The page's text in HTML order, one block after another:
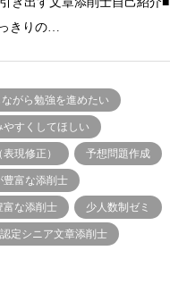
きりの…
がら勉強を進めたい
すくしてほしい
現修正） 予想問題作成
豊富な添削士
富な添削士 少人数制ゼミ
認定シニア文章添削士